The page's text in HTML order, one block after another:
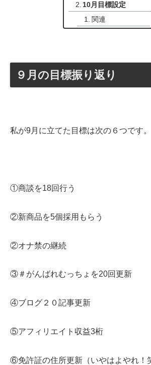
10月目標設定
関連
９月の目標振り返り
私が9月に立てた目標は次の６つです。
①商談を18回行う
②新商品を5個採用もらう
②オナ禁の継続
③＃がんばれむっちょを20回更新
④ブログ２０記事更新
⑤アフィリエイト収益3桁
⑥免許証の住所更新（いやはよやれ！